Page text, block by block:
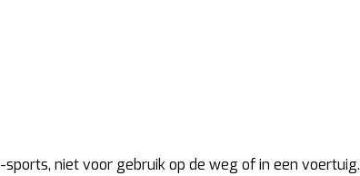
niet voor gebruik op de weg of in een voertuig.